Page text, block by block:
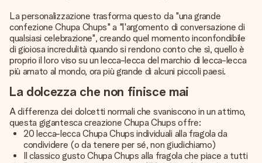
La personalizzazione trasforma questo da "una grande
confezione Chupa Chups" a "l'argomento di conversazione di
qualsiasi celebrazione", creando quel momento inconfondibile
di gioiosa incredulità quando si rendono conto che sì, quello è
proprio il loro viso su un lecca-lecca del marchio di lecca-lecca
più amato al mondo, ora più grande di alcuni piccoli paesi.
La dolcezza che non finisce mai
A differenza dei dolcetti normali che svaniscono in un attimo,
questa gigantesca creazione Chupa Chups offre:
20 lecca-lecca Chupa Chups individuali alla fragola da
condividere (o da tenere per sé, non giudichiamo)
Il classico gusto Chupa Chups alla fragola che piace a tutti